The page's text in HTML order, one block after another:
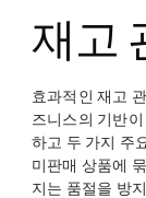
재고
효과적인 재고
즈니스의 기반
하고 두 가지 주
미판매 상품에
지는 품절을 방